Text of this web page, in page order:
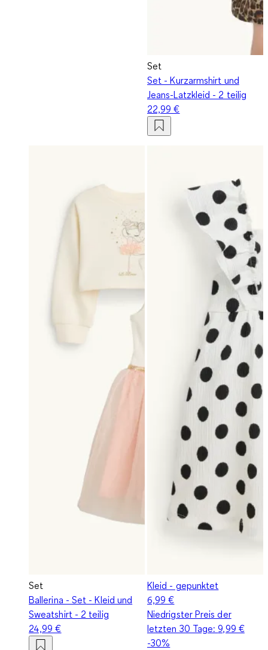
Set
Set - Kurzarmshirt und
Jeans-Latzkleid - 2 teilig
22,99 €
Set
Ballerina - Set - Kleid und
Sweatshirt - 2 teilig
24,99 €
Kleid - gepunktet
6,99 €
Niedrigster Preis der
letzten 30 Tage:9,99 €
-30%